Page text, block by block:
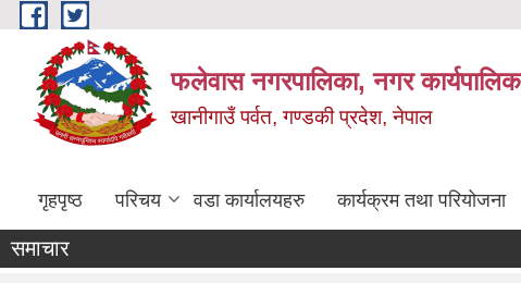
Skip to main content
फलेवास नगरपालिका, नगर
खानीगाउँ पर्वत, गण्डकी प्रदेश, नेपाल
गृहपृष्ठ परिचय वडा कार्यालयहरु कार्यक्रम तथा परियोजना
समाचार